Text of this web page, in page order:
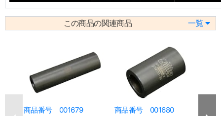
この商品の関連商品 一覧
商品番号 001679 商品番号 001680